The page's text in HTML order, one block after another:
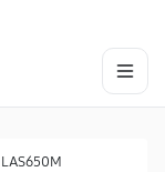
LAS650M